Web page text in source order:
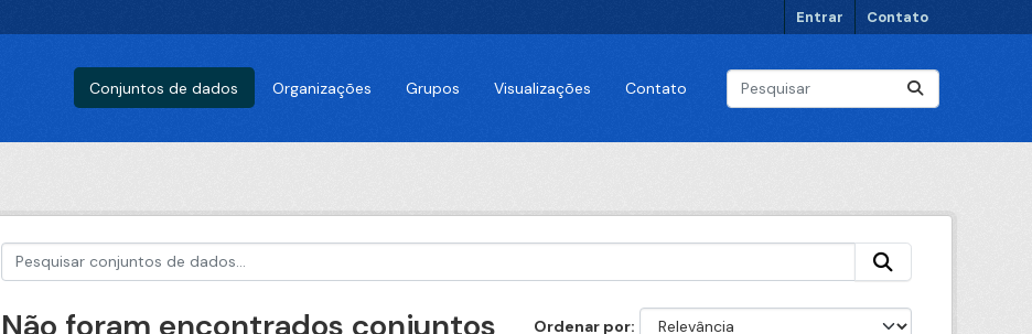
Entrar Contato
Conjuntos de dados Organizações Grupos Visualizações Contato
Ordenar por
Não foram encontrados conjuntos